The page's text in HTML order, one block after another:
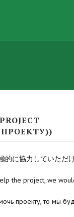
的に協力していただ
the project, we
проекту, то мы